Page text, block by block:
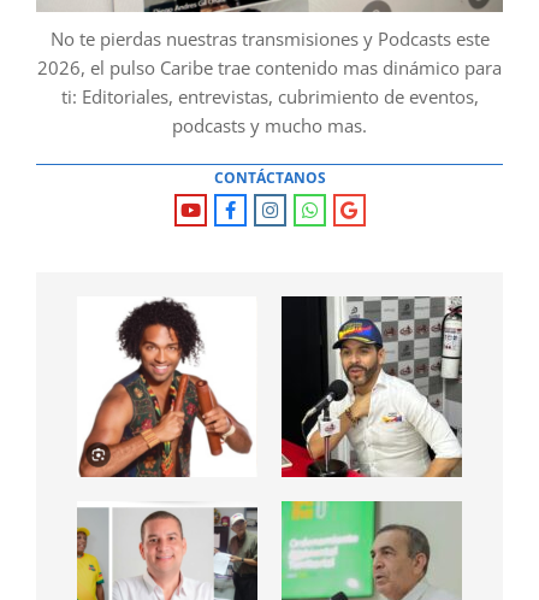
No te pierdas nuestras transmisiones y Podcasts este
2026, el pulso Caribe trae contenido mas dinámico para
ti: Editoriales, entrevistas, cubrimiento de eventos,
podcasts y mucho mas.
CONTÁCTANOS